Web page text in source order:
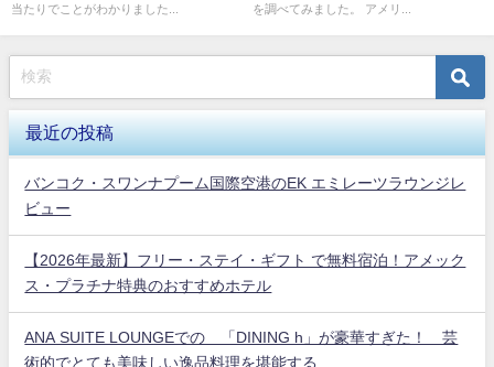
当たりでことがわかりました...
を調べてみました。 アメリ...
最近の投稿
バンコク・スワンナプーム国際空港のEK エミレーツラウンジレ
ビュー
【2026年最新】フリー・ステイ・ギフト で無料宿泊！アメック
ス・プラチナ特典のおすすめホテル
ANA SUITE LOUNGEでの 「DINING h」が豪華すぎた！ 芸
術的でとても美味しい逸品料理を堪能する